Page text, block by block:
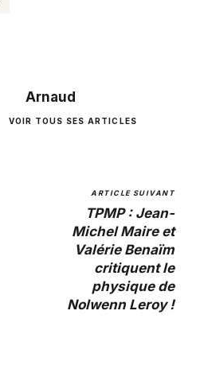
Arnaud
VOIR TOUS SES ARTICLES
ARTICLE SUIVANT
TPMP : Jean-
Michel Maire et
Valérie Benaïm
critiquent le
physique de
Nolwenn Leroy !